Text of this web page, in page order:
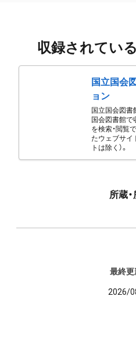
収録されてい
国立国会
ョン
国立国会図書
国会図書館で
を検索・閲覧
たウェブサイ
トは除く）。
所蔵
最終更
2026/